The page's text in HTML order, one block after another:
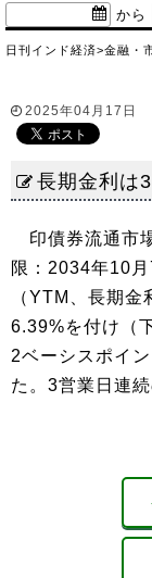
から
日刊インド経済>金融・
2025年04月17日
長期金利は
印債券流通市
限：2034年10
（YTM、長期
6.39%を付け（
2ベーシスポイ
た。3営業日連